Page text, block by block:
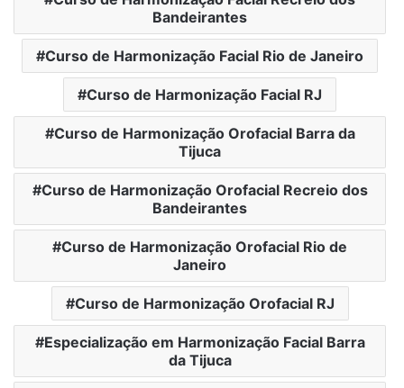
Bandeirantes
Curso de Harmonização Facial Rio de Janeiro
Curso de Harmonização Facial RJ
Curso de Harmonização Orofacial Barra da
Tijuca
Curso de Harmonização Orofacial Recreio dos
Bandeirantes
Curso de Harmonização Orofacial Rio de
Janeiro
Curso de Harmonização Orofacial RJ
Especialização em Harmonização Facial Barra
da Tijuca